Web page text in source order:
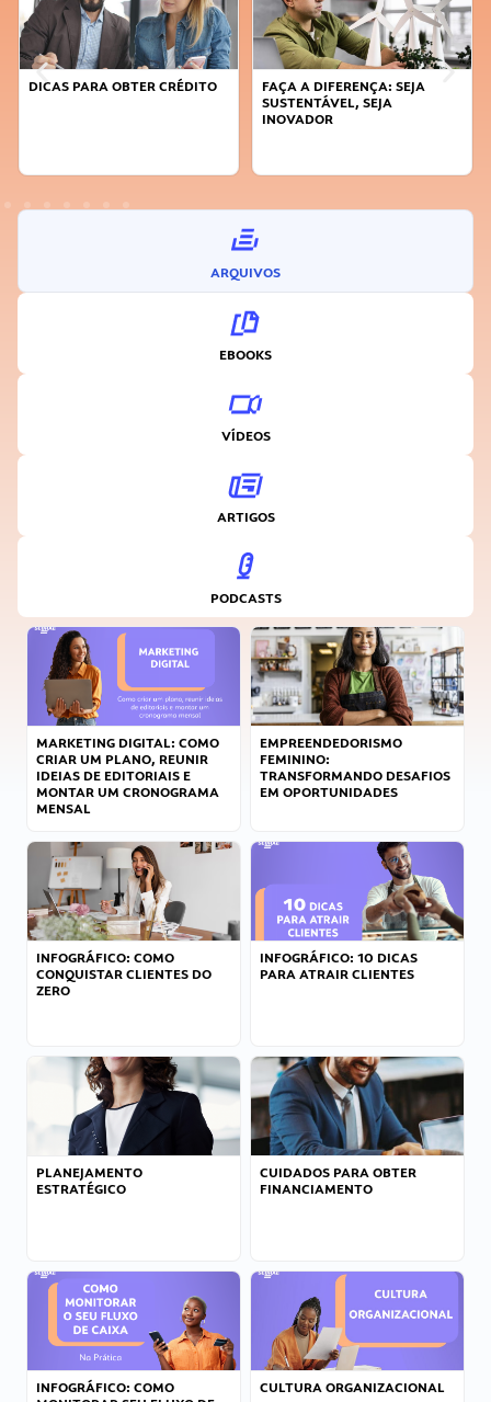
DICAS PARA OBTER CRÉDITO
FAÇA A DIFERENÇA: SEJA
SUSTENTÁVEL, SEJA
INOVADOR
ARQUIVOS
EBOOKS
VÍDEOS
ARTIGOS
PODCASTS
MARKETING DIGITAL: COMO
CRIAR UM PLANO, REUNIR
IDEIAS DE EDITORIAIS E
MONTAR UM CRONOGRAMA
MENSAL
EMPREENDEDORISMO
FEMININO:
TRANSFORMANDO DESAFIOS
EM OPORTUNIDADES
INFOGRÁFICO: COMO
CONQUISTAR CLIENTES DO
ZERO
INFOGRÁFICO: 10 DICAS
PARA ATRAIR CLIENTES
PLANEJAMENTO
ESTRATÉGICO
CUIDADOS PARA OBTER
FINANCIAMENTO
INFOGRÁFICO: COMO
CULTURA ORGANIZACIONAL